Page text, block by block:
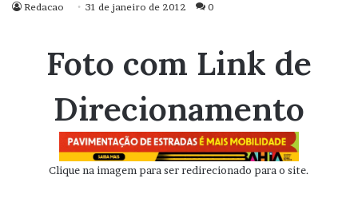
Redacao 31 de janeiro de 2012 0
Foto com Link de
Direcionamento
Clique na imagem para ser redirecionado para o site.